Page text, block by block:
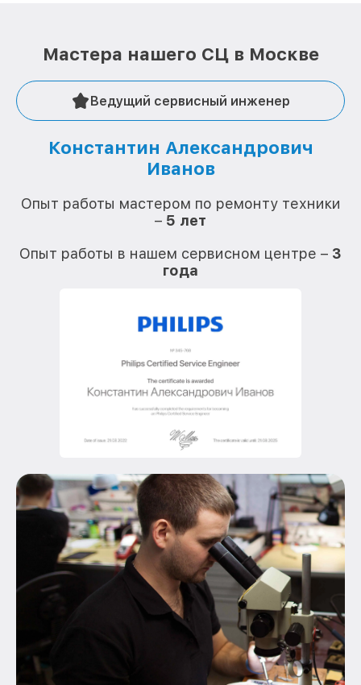
Мастера нашего СЦ в Москве
Ведущий сервисный инженер
Константин Александрович
Иванов
Опыт работы мастером по ремонту техники
– 5 лет
Опыт работы в нашем сервисном центре – 3
года